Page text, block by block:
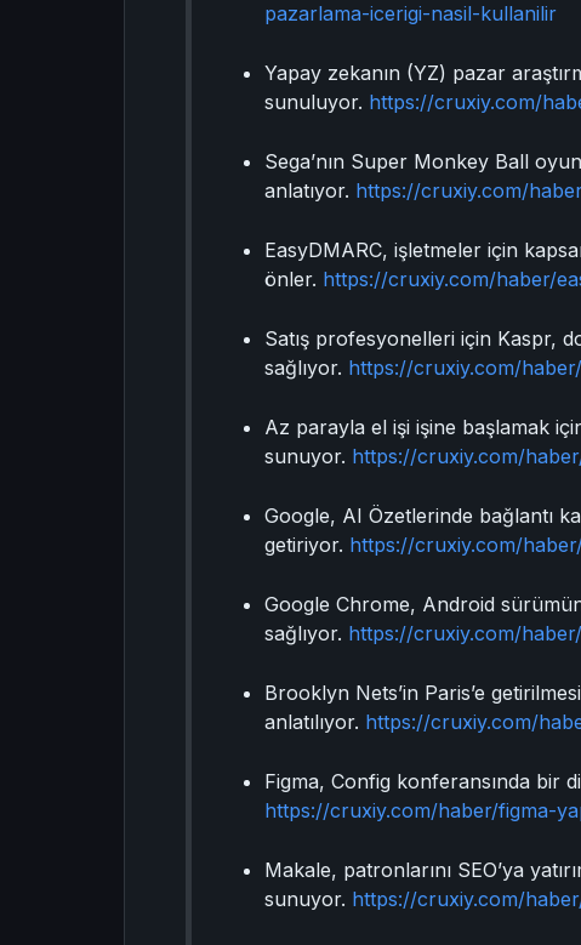
pazarlama-icerigi-nasil-kullanilir
Yapay zekanın (YZ) pazar
sunuluyor. https://cruxiy.com/
Sega’nın Super Monkey Ball
anlatıyor. https://cruxiy.com/
EasyDMARC, işletmeler için
önler. https://cruxiy.com/haber/
Satış profesyonelleri için Kaspr,
sağlıyor. https://cruxiy.com/
Az parayla el işi işine başlamak
sunuyor. https://cruxiy.com/
Google, AI Özetlerinde bağlantı
getiriyor. https://cruxiy.com/
Google Chrome, Android
sağlıyor. https://cruxiy.com/
Brooklyn Nets’in Paris’e
anlatılıyor. https://cruxiy.com/
Figma, Config konferansında bir
https://cruxiy.com/haber/figma-
Makale, patronlarını SEO’ya
sunuyor. https://cruxiy.com/